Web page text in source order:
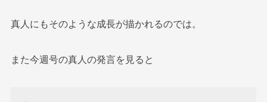
真人にもそのような成長が描かれるのでは。
また今週号の真人の発言を見ると